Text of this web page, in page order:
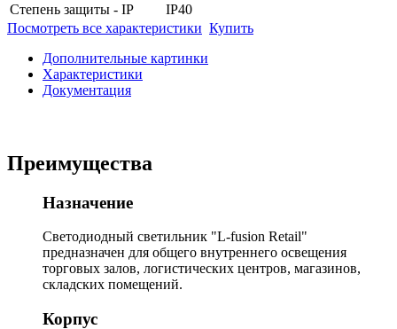
Степень защиты - IP
IP40
Посмотреть все характеристики Купить
Дополнительные картинки
Характеристики
Документация
Преимущества
Назначение
Светодиодный светильник "L-fusion Retail"
предназначен для общего внутреннего освещения
торговых залов, логистических центров, магазинов,
складских помещений.
Корпус